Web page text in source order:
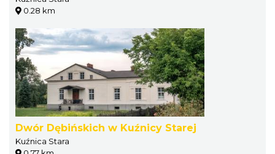
0.28 km
Dwór Dębińskich w Kuźnicy Starej
Kuźnica Stara